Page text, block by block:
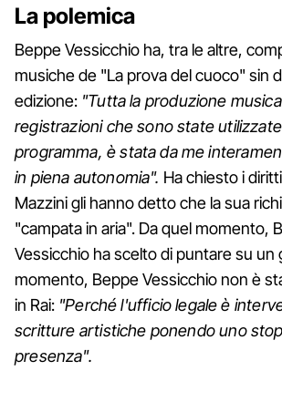
La polemica
Beppe Vessicchio ha, tra le altre,
musiche de "La prova del cuoco" sin
edizione: "Tutta la produzione
registrazioni che sono state
programma, è stata da me
in piena autonomia". Ha chiesto i
Mazzini gli hanno detto che la sua
"campata in aria". Da quel momento,
Vessicchio ha scelto di puntare su un
momento, Beppe Vessicchio non è
in Rai: "Perché l'ufficio legale è
scritture artistiche ponendo uno
presenza".